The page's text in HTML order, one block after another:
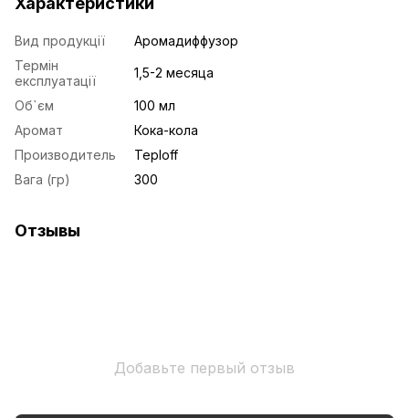
Вид продукції
Аромадиффузор
Термін
експлуатації
1,5-2 месяца
Об`єм
100 мл
Аромат
Кока-кола
Производитель
Teploff
Вага (гр)
300
Отзывы
Добавьте первый отзыв